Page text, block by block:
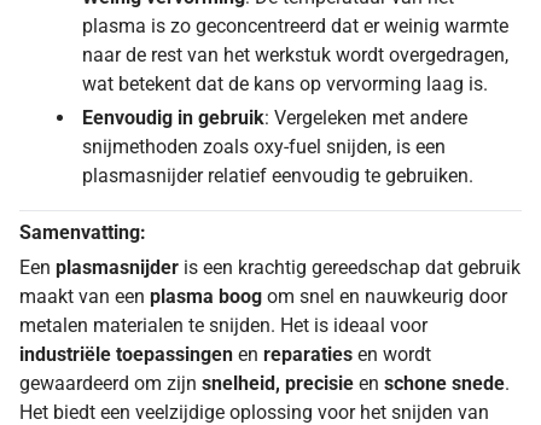
plasma is zo geconcentreerd dat er weinig warmte
naar de rest van het werkstuk wordt overgedragen,
wat betekent dat de kans op vervorming laag is.
Eenvoudig in gebruik: Vergeleken met andere
snijmethoden zoals oxy-fuel snijden, is een
plasmasnijder relatief eenvoudig te gebruiken.
Samenvatting:
Een plasmasnijder is een krachtig gereedschap dat gebruik
maakt van een plasma boog om snel en nauwkeurig door
metalen materialen te snijden. Het is ideaal voor
industriële toepassingen en reparaties en wordt
gewaardeerd om zijn snelheid, precisie en schone snede.
Het biedt een veelzijdige oplossing voor het snijden van